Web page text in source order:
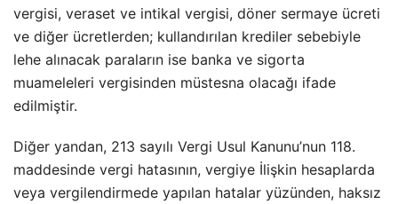
vergisi, veraset ve intikal vergisi, döner sermaye ücreti
ve diğer ücretlerden; kullandırılan krediler sebebiyle
lehe alınacak paraların ise banka ve sigorta
muameleleri vergisinden müstesna olacağı ifade
edilmiştir.
Diğer yandan, 213 sayılı Vergi Usul Kanunu’nun 118.
maddesinde vergi hatasının, vergiye İlişkin hesaplarda
veya vergilendirmede yapılan hatalar yüzünden, haksız